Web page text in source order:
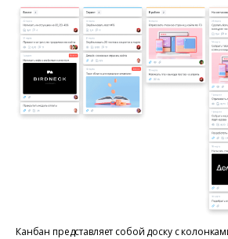
Канбан представляет собой доску с